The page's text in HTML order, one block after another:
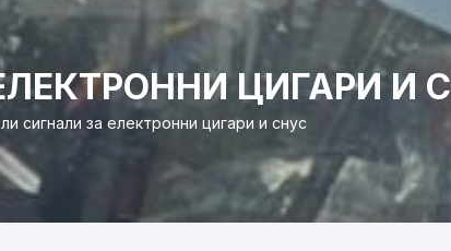
ЦИГАРИ И
сигнали за електронни цигари и снус